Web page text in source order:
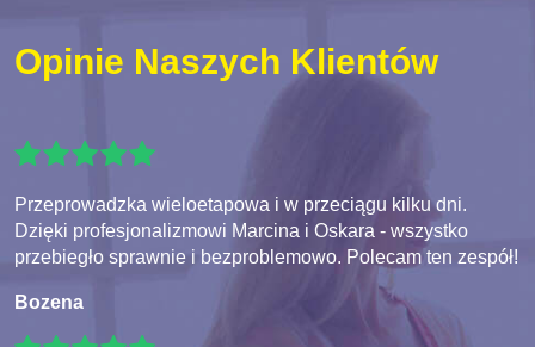
Opinie Naszych Klientów
Przeprowadzka wieloetapowa i w przeciągu kilku dni.
Dzięki profesjonalizmowi Marcina i Oskara - wszystko
przebiegło sprawnie i bezproblemowo. Polecam ten zespół!
Bozena